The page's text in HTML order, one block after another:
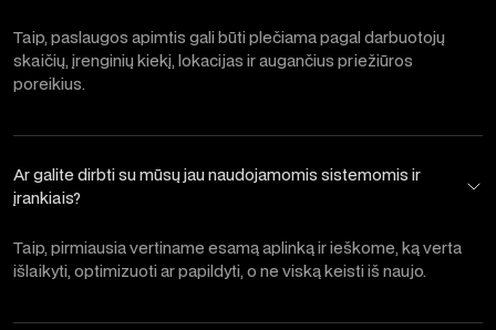
Taip, paslaugos apimtis gali būti plečiama pagal darbuotojų
skaičių, įrenginių kiekį, lokacijas ir augančius priežiūros
poreikius.
Ar galite dirbti su mūsų jau naudojamomis sistemomis ir
įrankiais?
Taip, pirmiausia vertiname esamą aplinką ir ieškome, ką verta
išlaikyti, optimizuoti ar papildyti, o ne viską keisti iš naujo.